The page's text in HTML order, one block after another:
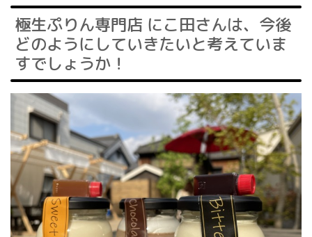
極生ぷりん専門店 にこ田さんは、今後
どのようにしていきたいと考えていま
すでしょうか！